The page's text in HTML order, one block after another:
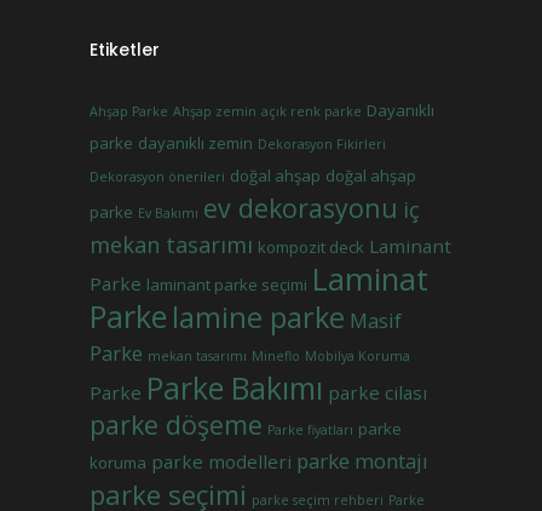
Etiketler
Ahşap Parke Ahşap zemin açık renk parke Dayanıklı
parke dayanıklı zemin Dekorasyon Fikirleri
Dekorasyon önerileri doğal ahşap doğal ahşap
parke Ev Bakımı ev dekorasyonu iç
mekan tasarımı kompozit deck Laminant
Parke laminant parke seçimi Laminat
Parke lamine parke Masif
Parke mekan tasarımı Mineflo Mobilya Koruma
Parke Parke Bakımı parke cilası
parke döşeme Parke fiyatları parke
koruma parke modelleri parke montajı
parke seçimi parke seçim rehberi Parke